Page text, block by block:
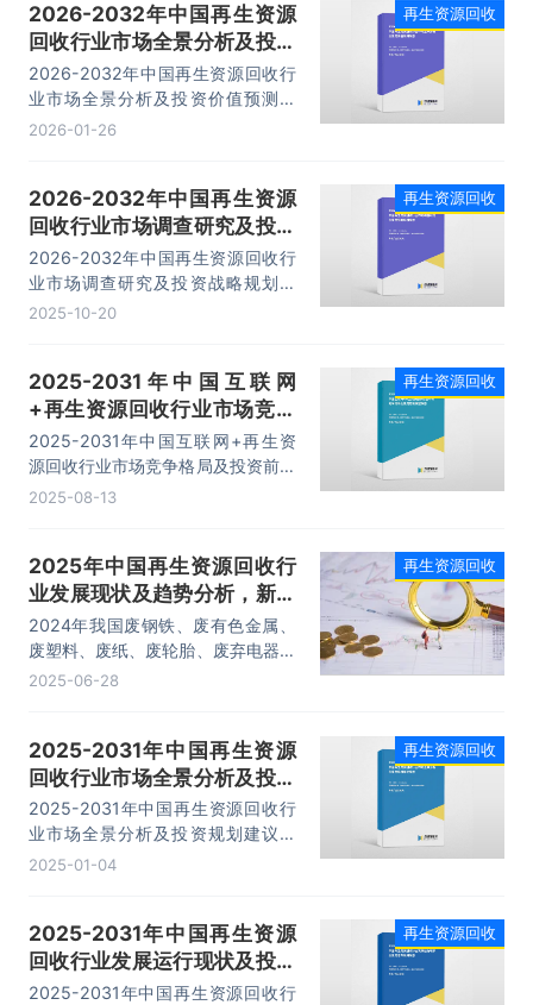
2026-2032年中国再生资源
回收行业市场全景分析及投资
价值预测报告
2026-2032年中国再生资源回收行
业市场全景分析及投资价值预测报
告，主要包括行业成本结构的优化路
内容。
2026-01-26
再生资源回收
2026-2032年中国再生资源
回收行业市场调查研究及投资
战略规划报告
2026-2032年中国再生资源回收行
业市场调查研究及投资战略规划报
告，主要包括运营现状与发展前景、
容。
2025-10-20
再生资源回收
2025-2031年中国互联网
+再生资源回收行业市场竞争
格局及投资前景展望报告
2025-2031年中国互联网+再生资
源回收行业市场竞争格局及投资前景
展望报告，主要包括策略建议、优秀
2025-08-13
再生资源回收
2025年中国再生资源回收行
业发展现状及趋势分析，新兴
再生资源领域增长势头强劲
「图」
2024年我国废钢铁、废有色金属、
废塑料、废纸、废轮胎、废弃电器电
子产品、报废机动车、废旧纺织品、
约达4.01亿吨，较2023年实现6.5%
的同比增长。
2025-06-28
再生资源回收
2025-2031年中国再生资源
回收行业市场全景分析及投资
规划建议报告
2025-2031年中国再生资源回收行
业市场全景分析及投资规划建议报
告，主要包括行业成本结构的优化路
内容。
2025-01-04
再生资源回收
2025-2031年中国再生资源
回收行业发展运行现状及投资
潜力预测报告
2025-2031年中国再生资源回收行
再生资源回收